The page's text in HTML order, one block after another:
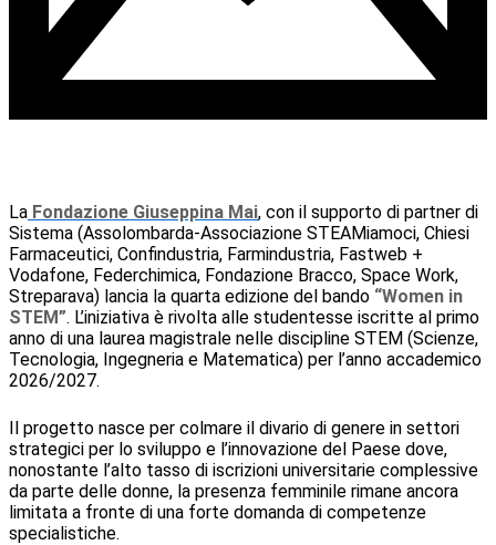
La Fondazione Giuseppina Mai, con il supporto di partner di
Sistema (Assolombarda-Associazione STEAMiamoci, Chiesi
Farmaceutici, Confindustria, Farmindustria, Fastweb +
Vodafone, Federchimica, Fondazione Bracco, Space Work,
Streparava) lancia la quarta edizione del bando “Women in
STEM”. L’iniziativa è rivolta alle studentesse iscritte al primo
anno di una laurea magistrale nelle discipline STEM (Scienze,
Tecnologia, Ingegneria e Matematica) per l’anno accademico
2026/2027.
Il progetto nasce per colmare il divario di genere in settori
strategici per lo sviluppo e l’innovazione del Paese dove,
nonostante l’alto tasso di iscrizioni universitarie complessive
da parte delle donne, la presenza femminile rimane ancora
limitata a fronte di una forte domanda di competenze
specialistiche.